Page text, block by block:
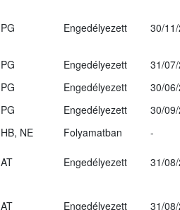
PG Engedélyezett 30/
PG Engedélyezett
31/
PG Engedélyezett
30/
PG Engedélyezett
30/
HB, NE Folyamatban
-
AT Engedélyezett 31/
AT Engedélyezett 31/